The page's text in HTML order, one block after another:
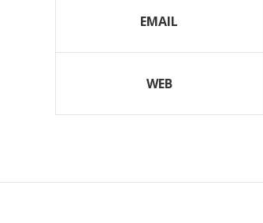
EMAIL
WEB